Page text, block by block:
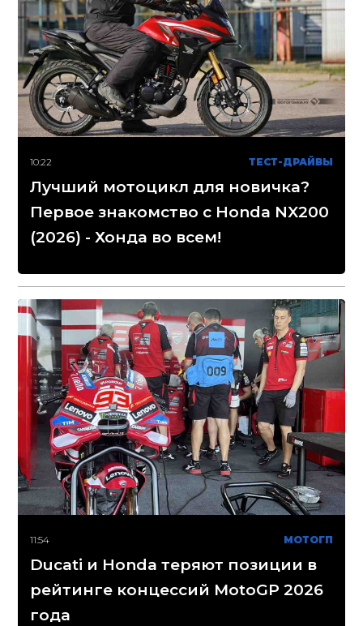
10:22 ТЕСТ-ДРАЙВЫ
Лучший мотоцикл для новичка?
Первое знакомство с Honda NX200
(2026) - Хонда во всем!
11:54 МОТОГП
Ducati и Honda теряют позиции в
рейтинге концессий MotoGP 2026
года